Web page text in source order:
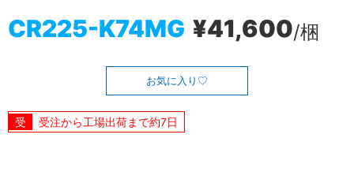
CR225-K74MG ¥41,600/梱
お気に入り
受注から工場出荷まで約7日